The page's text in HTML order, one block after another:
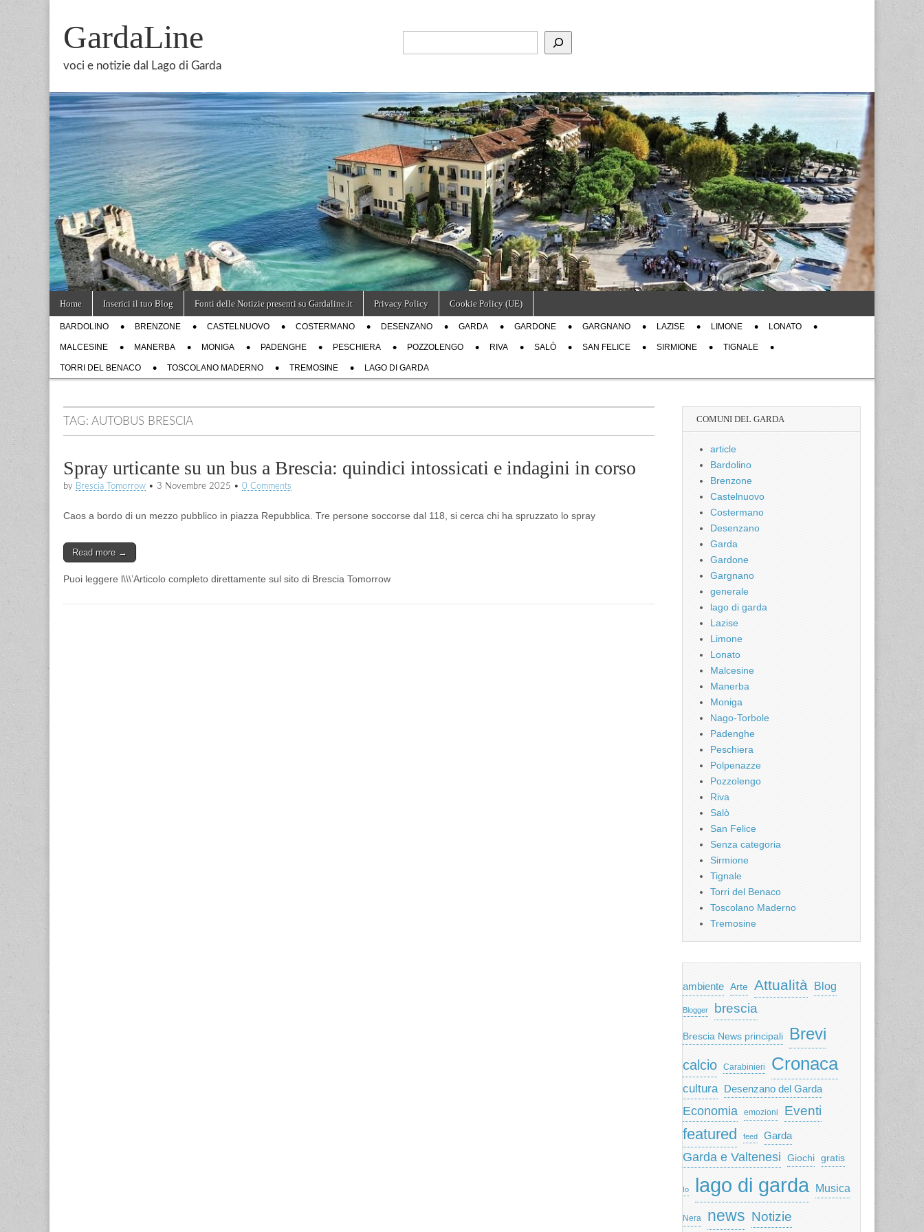
GardaLine
voci e notizie dal Lago di Garda
Main
menu
content
Home Inserici il tuo Blog Fonti delle Notizie presenti su Gardaline.it Privacy Policy Cookie Policy (UE)
SubBARDOLINO BRENZONE CASTELNUOVO COSTERMANO DESENZANO GARDA GARDONE GARGNANO LAZISE LIMONE LONATO
MALCESINE MANERBA MONIGA PADENGHE PESCHIERA POZZOLENGO RIVA SALÒ SAN FELICE SIRMIONE TIGNALE
TORRI DEL BENACO TOSCOLANO MADERNO TREMOSINE LAGO DI GARDA
TAG: AUTOBUS BRESCIA
Spray urticante su un bus a Brescia: quindici intossicati e indagini in corso
by Brescia Tomorrow • 3 Novembre 2025 • 0 Comments
Caos a bordo di un mezzo pubblico in piazza Repubblica. Tre persone soccorse dal 118, si cerca chi ha spruzzato lo spray
Read more →
Puoi leggere l\\\’Articolo completo direttamente sul sito di Brescia Tomorrow
COMUNI DEL GARDA
article
Bardolino
Brenzone
Castelnuovo
Costermano
Desenzano
Garda
Gardone
Gargnano
generale
lago di garda
Lazise
Limone
Lonato
Malcesine
Manerba
Moniga
Nago-Torbole
Padenghe
Peschiera
Polpenazze
Pozzolengo
Riva
Salò
San Felice
Senza categoria
Sirmione
Tignale
Torri del Benaco
Toscolano Maderno
Tremosine
ambiente Arte Attualità Blog
Blogger brescia
Brescia News principali Brevi
calcio Carabinieri Cronaca
cultura Desenzano del Garda
Economia emozioni Eventi
featured feed Garda
Garda e Valtenesi Giochi gratis
Io lago di garda Musica
Nera news Notizie